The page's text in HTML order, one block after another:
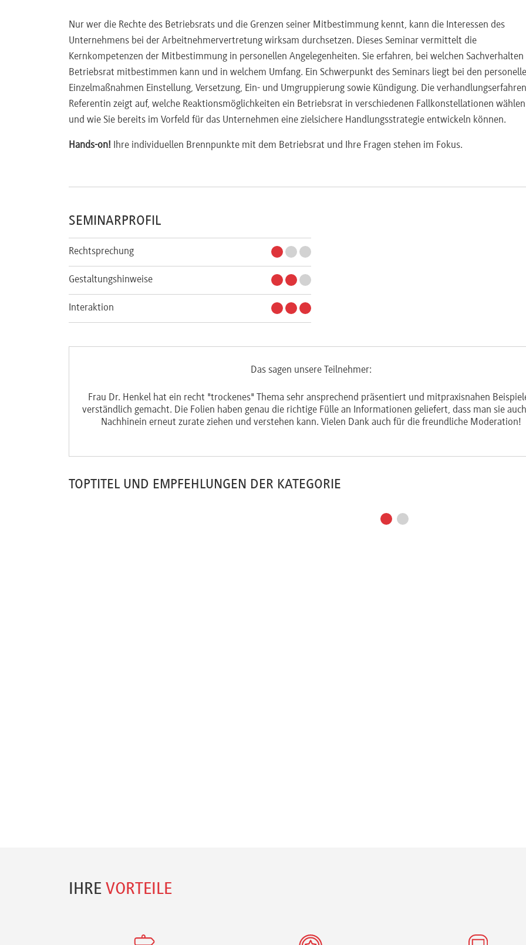
Nur wer die Rechte des Betriebsrats und die Grenzen seiner Mitbestimmung kennt, kann die Interessen des
Unternehmens bei der Arbeitnehmervertretung wirksam durchsetzen. Dieses Seminar vermittelt die
Kernkompetenzen der Mitbestimmung in personellen Angelegenheiten. Sie erfahren, bei welchen Sachverhalten
Betriebsrat mitbestimmen kann und in welchem Umfang. Ein Schwerpunkt des Seminars liegt bei den
Einzelmaßnahmen Einstellung, Versetzung, Ein- und Umgruppierung sowie Kündigung. Die
Referentin zeigt auf, welche Reaktionsmöglichkeiten ein Betriebsrat in verschiedenen Fallkonstellationen
und wie Sie bereits im Vorfeld für das Unternehmen eine zielsichere Handlungsstrategie entwickeln können.
Hands-on! Ihre individuellen Brennpunkte mit dem Betriebsrat und Ihre Fragen stehen im Fokus.
SEMINARPROFIL
Rechtsprechung
Gestaltungshinweise
Interaktion
Das sagen unsere Teilnehmer:
Frau Dr. Henkel hat ein recht "trockenes" Thema sehr ansprechend präsentiert und mitpraxisnahen
verständlich gemacht. Die Folien haben genau die richtige Fülle an Informationen geliefert, dass man sie
Nachhinein erneut zurate ziehen und verstehen kann. Vielen Dank auch für die freundliche Moderation!
TOPTITEL UND EMPFEHLUNGEN DER KATEGORIE
IHRE VORTEILE